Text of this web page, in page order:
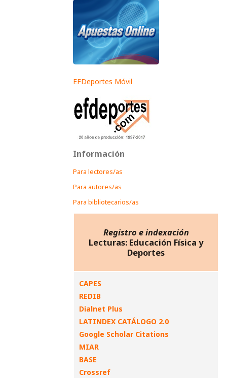
EFDeportes Móvil
Información
Para lectores/as
Para autores/as
Para bibliotecarios/as
Registro e indexación
Lecturas: Educación Física y
Deportes
CAPES
REDIB
Dialnet Plus
LATINDEX CATÁLOGO 2.0
Google Scholar Citations
MIAR
BASE
Crossref